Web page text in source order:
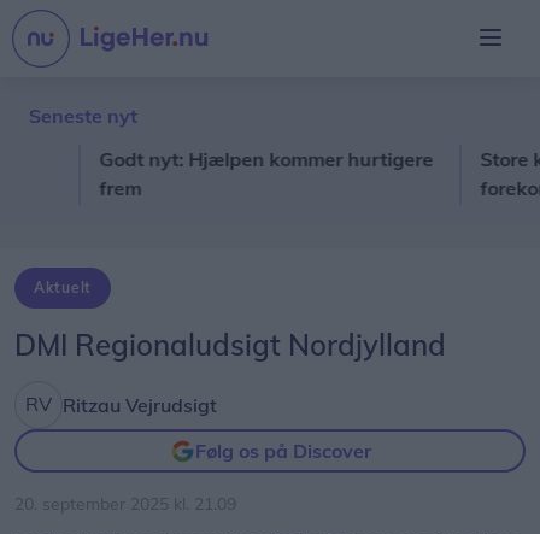
Seneste nyt
Godt nyt: Hjælpen kommer hurtigere
frem
Store
Aktuelt
DMI Regionaludsigt Nordjylland
Ritzau Vejrudsigt
Følg os på Discover
20. september 2025 kl. 21.09